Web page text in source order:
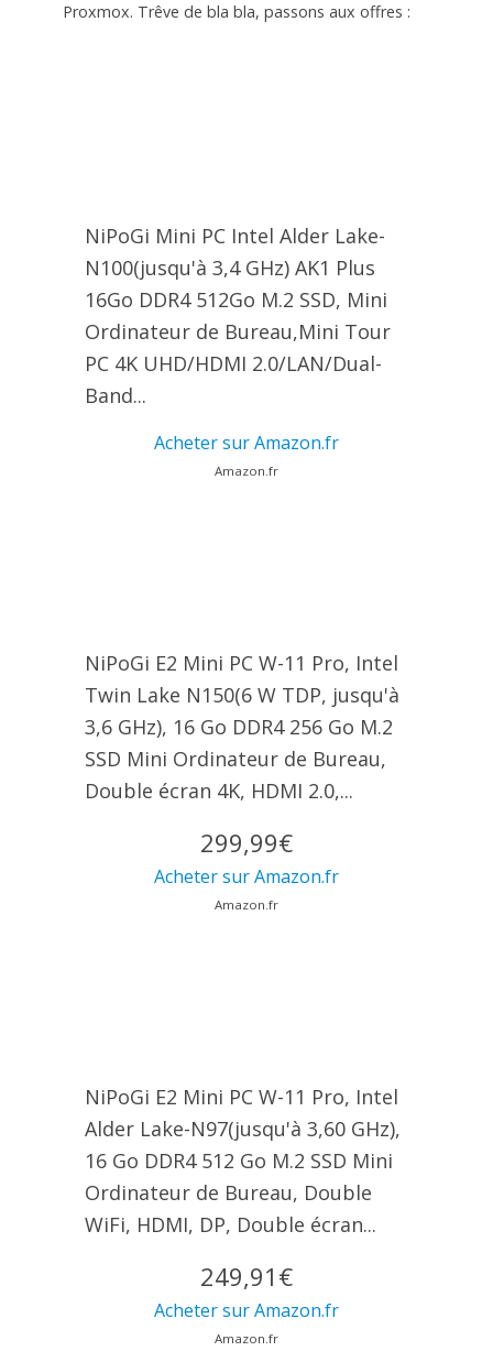
Proxmox. Trêve de bla bla, passons aux offres :
NiPoGi Mini PC Ιntel Alder Lake-
N100(jusqu'à 3,4 GHz) AK1 Plus
16Go DDR4 512Go M.2 SSD, Mini
Ordinateur de Bureau,Mini Tour
PC 4K UHD/HDMI 2.0/LAN/Dual-
Band...
Acheter sur Amazon.fr
Amazon.fr
NiPoGi E2 Mini PC W-11 Pro, Ιntel
Twin Lake N150(6 W TDP, jusqu'à
3,6 GHz), 16 Go DDR4 256 Go M.2
SSD Mini Ordinateur de Bureau,
Double écran 4K, HDMI 2.0,...
299,99€
Acheter sur Amazon.fr
Amazon.fr
NiPoGi E2 Mini PC W-11 Pro, Ιntel
Alder Lake-N97(jusqu'à 3,60 GHz),
16 Go DDR4 512 Go M.2 SSD Mini
Ordinateur de Bureau, Double
WiFi, HDMI, DP, Double écran...
249,91€
Acheter sur Amazon.fr
Amazon.fr